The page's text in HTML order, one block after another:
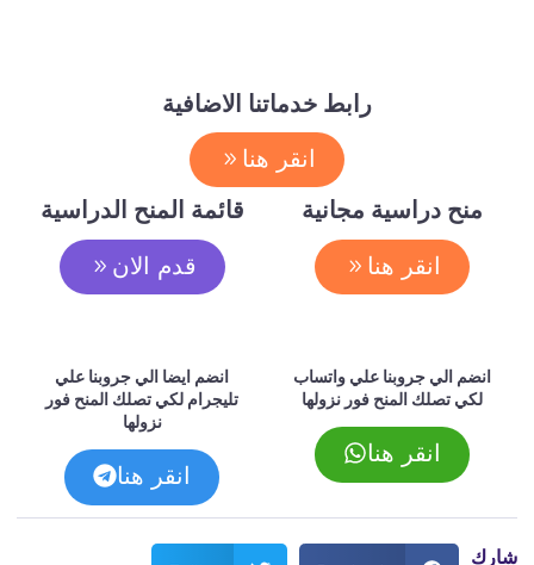
رابط خدماتنا الاضافية
انقر هنا
منح دراسية مجانية
انقر هنا
قائمة المنح الدراسية
قدم الان
انضم الي جروبنا علي واتساب
لكي تصلك المنح فور نزولها
انقر هنا
انضم ايضا الي جروبنا علي
تليجرام لكي تصلك المنح فور
نزولها
انقر هنا
شارك